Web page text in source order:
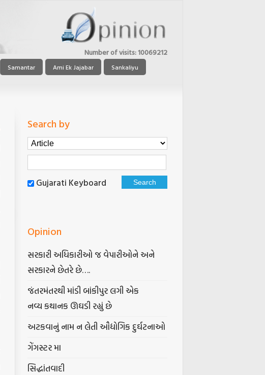
Number of visits:10069212
Samantar Ami Ek Jajabar Sankaliyu
Search by
Gujarati Keyboard
Opinion
સરકારી અધિકારીઓ જ વેપારીઓને અને
સરકારને છેતરે છે….
જંતરમંતરથી માંડી બાંકીપુર લગી એક
નવ્ય કથાનક ઊઘડી રહ્યું છે
અટકવાનું નામ ન લેતી ઔદ્યોગિક દુર્ઘટનાઓ
ગેંગસ્ટર મા
સિદ્ધાંતવાદી